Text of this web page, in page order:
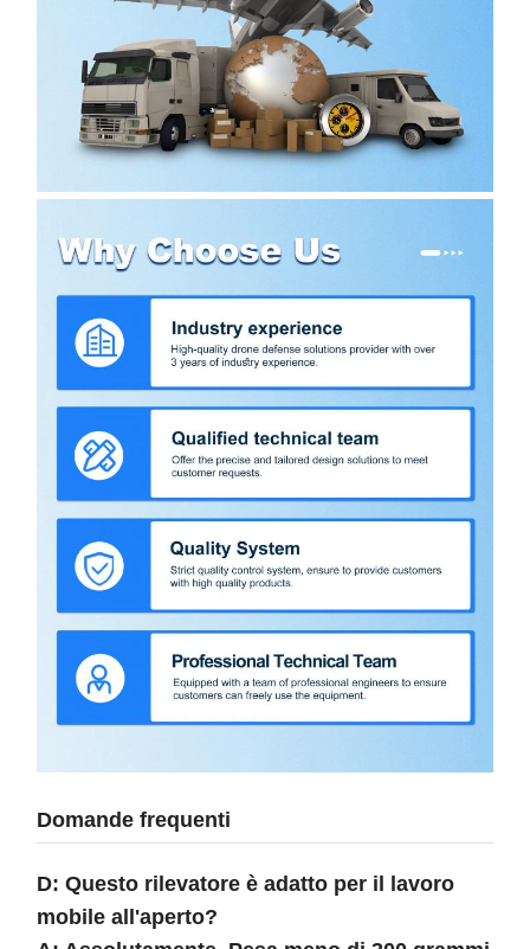
Domande frequenti
D: Questo rilevatore è adatto per il lavoro
mobile all'aperto?